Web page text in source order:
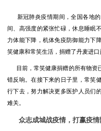
新冠肺炎疫情期间，全国各地的
间、高强度的紧张忙碌，休息睡眠
力体能下降，机体免疫防御能力下
笑健康和常笑生活，捐赠了丹麦进
目前，常笑健康捐赠的所有物资
错反响。在接下来的日子里，常笑
行下去，努力解决更多医护人员们
难关。
众志成城战疫情，打赢疫情